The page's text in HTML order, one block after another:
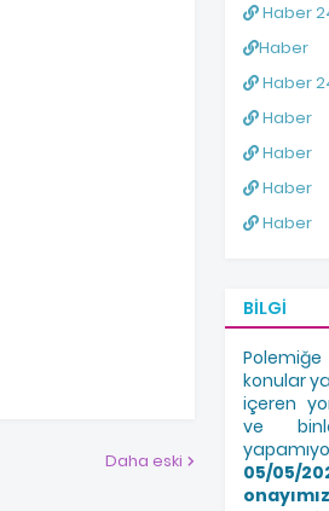
Daha eski
Haber
Haber
Haber
Haber
Haber
Haber
Haber
BILGI
konular
içeren
ve
05/05/